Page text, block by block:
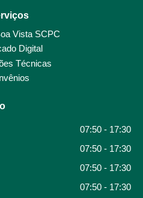
Vista SCPC
Digital
Técnicas
07:50 - 17:30
07:50 - 17:30
07:50 - 17:30
07:50 - 17:30